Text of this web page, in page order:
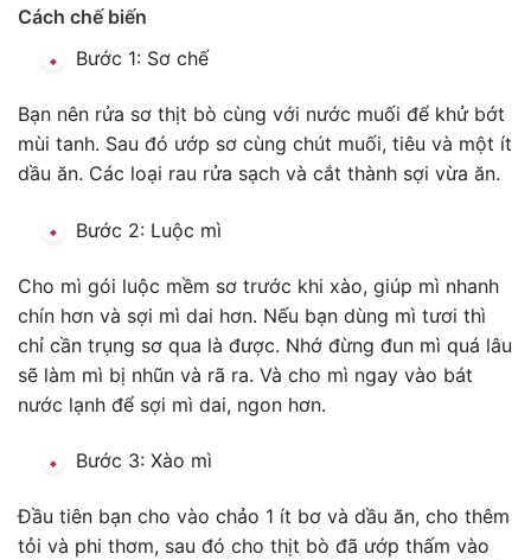
Cách chế biến
Bước 1: Sơ chế
Bạn nên rửa sơ thịt bò cùng với nước muối để khử bớt
mùi tanh. Sau đó ướp sơ cùng chút muối, tiêu và một ít
dầu ăn. Các loại rau rửa sạch và cắt thành sợi vừa ăn.
Bước 2: Luộc mì
Cho mì gói luộc mềm sơ trước khi xào, giúp mì nhanh
chín hơn và sợi mì dai hơn. Nếu bạn dùng mì tươi thì
chỉ cần trụng sơ qua là được. Nhớ đừng đun mì quá lâu
sẽ làm mì bị nhũn và rã ra. Và cho mì ngay vào bát
nước lạnh để sợi mì dai, ngon hơn.
Bước 3: Xào mì
Đầu tiên bạn cho vào chảo 1 ít bơ và dầu ăn, cho thêm
tỏi và phi thơm, sau đó cho thịt bò đã ướp thấm vào